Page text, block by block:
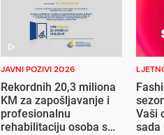
JAVNI POZIVI 2026
Rekordnih 20,3 miliona
KM za zapošljavanje i
profesionalnu
rehabilitaciju osoba s
Vaši
sada